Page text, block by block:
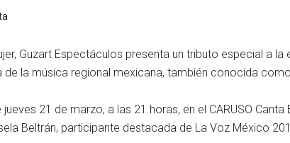
Guzart Espectáculos presenta un tributo especial a la
de la música regional mexicana, también conocida como
21 de marzo, a las 21 horas, en el CARUSO
Beltrán, participante destacada de La Voz México